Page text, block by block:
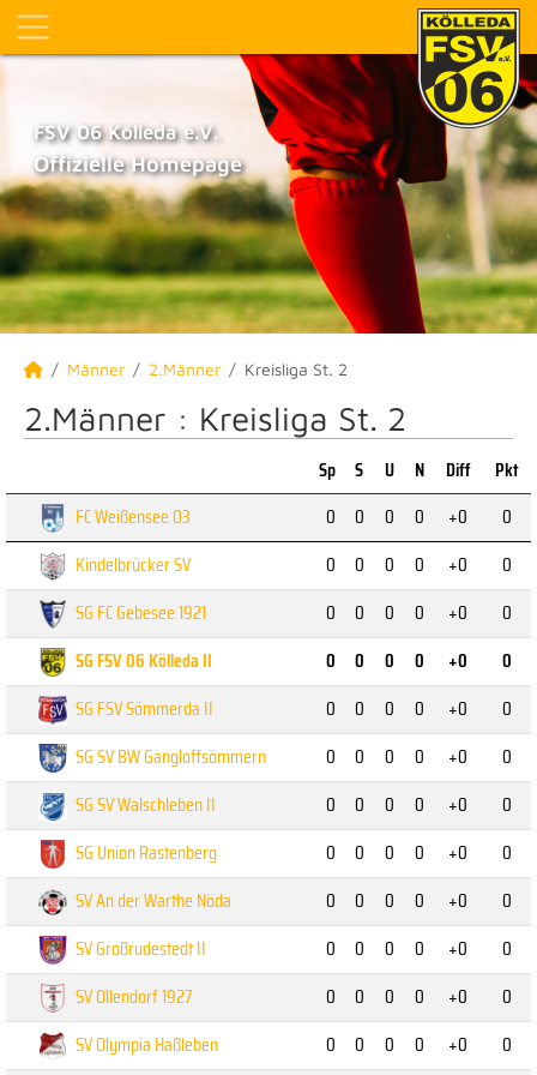
FSV 06 Kölleda e.V.
Offizielle Homepage
Männer 2.Männer Kreisliga St. 2
2.Männer : Kreisliga St. 2
Sp S U N Diff
Pkt
FC Weißensee 03
0 0 0 0 +0
0
Kindelbrücker SV
0 0 0 0 +0
0
SG FC Gebesee 1921
0 0 0 0 +0
0
SG FSV 06 Kölleda II
0 0 0 0 +0
0
SG FSV Sömmerda II
0 0 0 0 +0
0
SG SV BW Gangloffsömmern
0 0 0 0 +0
0
SG SV Walschleben II
0 0 0 0 +0
0
SG Union Rastenberg
0 0 0 0 +0
0
SV An der Warthe Nöda
0 0 0 0 +0
0
SV Großrudestedt II
0 0 0 0 +0
0
SV Ollendorf 1927
0 0 0 0 +0
0
SV Olympia Haßleben
0 0 0 0 +0 0